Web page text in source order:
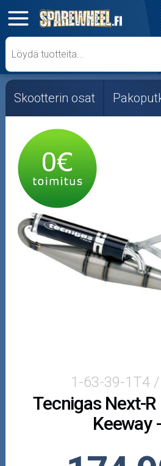
✕
Mopon osat
Skootterin osat
Crossipyörän osat
Moottoripyörän osat
Moottorikelkan osat
Mopoauton osat
Mönkijän osat
Puutarha ja metsä
Öljyt ja kemikaalit
Skootterin osat
1-63-39-1T4
Tecnigas Next-
Keeway